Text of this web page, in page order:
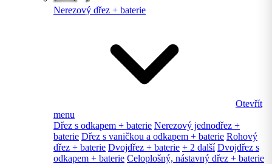
Nerezový dřez + baterie
Otevřít
menu
Dřez s odkapem + baterie Nerezový jednodřez +
baterie Dřez s vaničkou a odkapem + baterie Rohový
dřez + baterie Dvojdřez + baterie + 2 další Dvojdřez s
odkapem + baterie Celoplošný, nástavný dřez + baterie